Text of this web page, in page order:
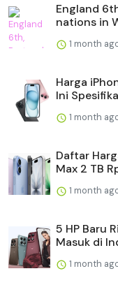
England
nations in
1 month
Harga
Ini
1 month
Daftar
Max 2 TB
1 month
5 HP Baru
Masuk di
1 month